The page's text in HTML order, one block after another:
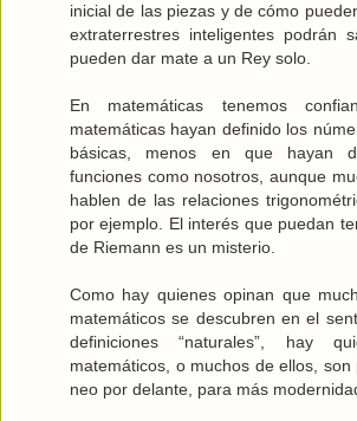
inicial de las piezas y de cómo
extraterrestres inteligentes podrán
pueden dar mate a un Rey solo.
En matemáticas tenemos
matemáticas hayan definido los
básicas, menos en que hayan
funciones como nosotros, aunque
hablen de las relaciones
por ejemplo. El interés que puedan
de Riemann es un misterio.
Como hay quienes opinan que
matemáticos se descubren en el
definiciones “naturales”, hay
matemáticos, o muchos de ellos, son
neo por delante, para más